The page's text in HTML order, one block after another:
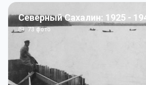
Северный Сахалин: 1925 -
73фото